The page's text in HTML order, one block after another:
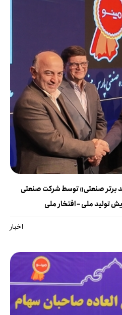
برتر صنعتی» توسط شرکت صنعتی
تولید ملی – افتخار ملی
اخبار